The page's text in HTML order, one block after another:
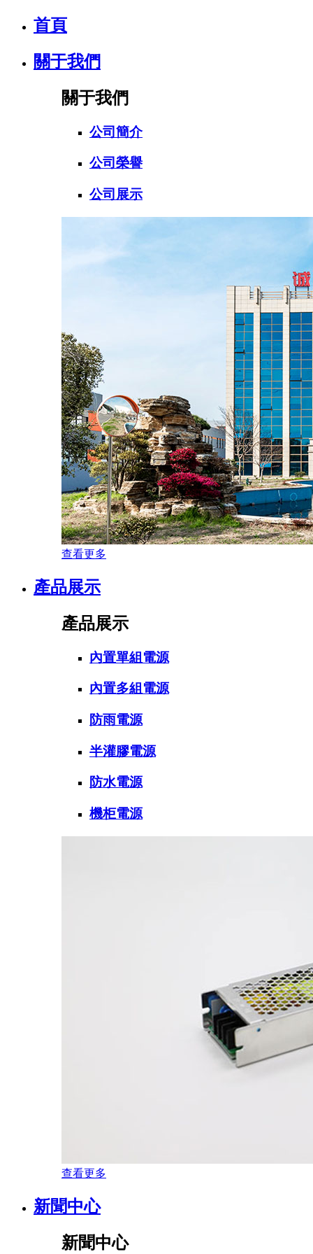
首頁
關于我們
關于我們
公司簡介
公司榮譽
公司展示
查看更多
產品展示
產品展示
內置單組電源
內置多組電源
防雨電源
半灌膠電源
防水電源
機柜電源
查看更多
新聞中心
新聞中心